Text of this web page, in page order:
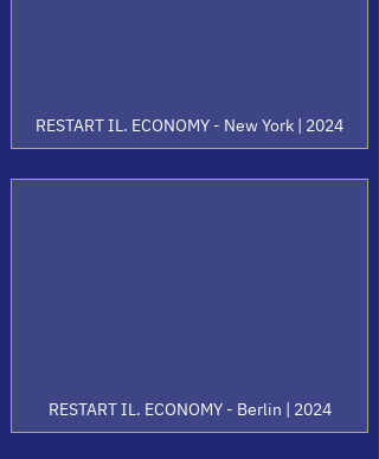
RESTART IL. ECONOMY - New York | 2024
RESTART IL. ECONOMY - Berlin | 2024